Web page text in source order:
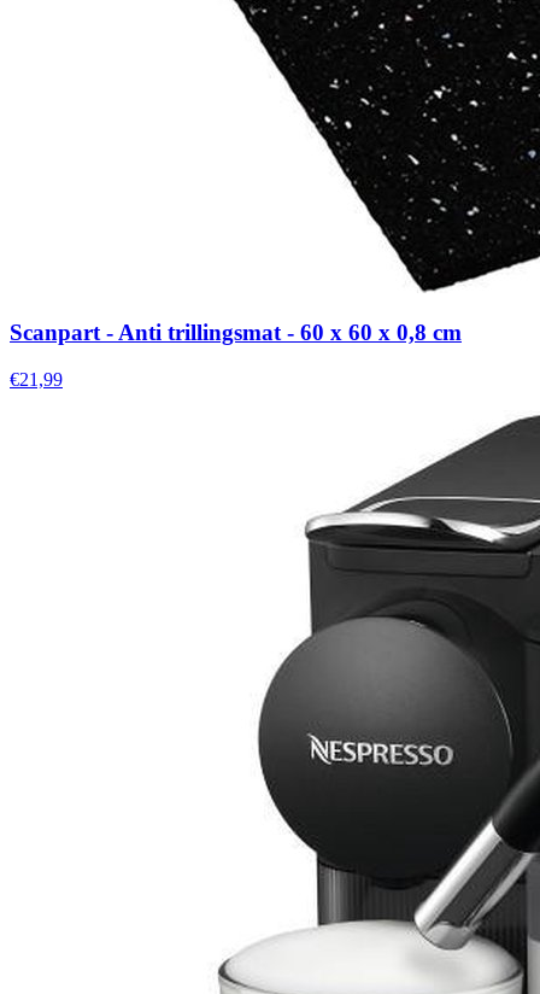
Scanpart - Anti trillingsmat - 60 x 60 x 0,8 cm
€21,99